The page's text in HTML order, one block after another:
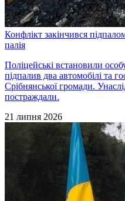
Конфлікт закінчився
палія
Поліцейські встановили
підпалив два автомобілі та
Срібнянської громади.
постраждали.
21 липня 2026